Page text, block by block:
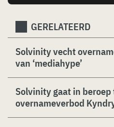
GERELATEERD
Solvinity vecht
van ‘mediahype’
Solvinity gaat in beroep
overnameverbod